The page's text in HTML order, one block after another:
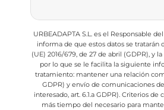
URBEADAPTA S.L. es el Responsable
informa de que estos datos se
(UE) 2016/679, de 27 de abril (GDPR), y
por lo que se le facilita la siguiente
tratamiento: mantener una relación
GDPR) y envío de comunicaciones
interesado, art. 6.1.a GDPR). Criterios de
más tiempo del necesario para